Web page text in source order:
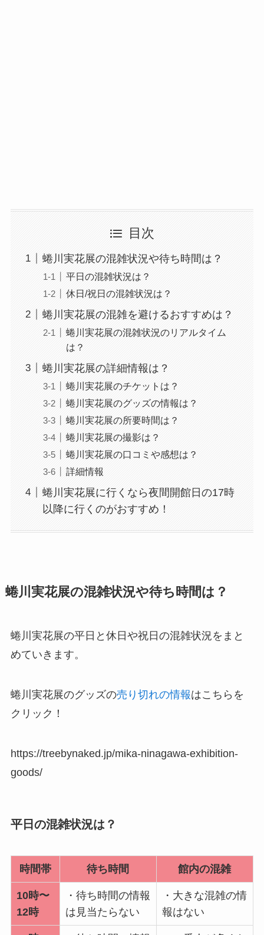
目次
蜷川実花展の混雑状況や待ち時間は？
平日の混雑状況は？
休日/祝日の混雑状況は？
蜷川実花展の混雑を避けるおすすめは？
蜷川実花展の混雑状況のリアルタイム
は？
蜷川実花展の詳細情報は？
蜷川実花展のチケットは？
蜷川実花展のグッズの情報は？
蜷川実花展の所要時間は？
蜷川実花展の撮影は？
蜷川実花展の口コミや感想は？
詳細情報
蜷川実花展に行くなら夜間開館日の17時
以降に行くのがおすすめ！
蜷川実花展の混雑状況や待ち時間は？
蜷川実花展の平日と休日や祝日の混雑状況をまと
めていきます。
蜷川実花展のグッズの売り切れの情報はこちらを
クリック！
https://treebynaked.jp/mika-ninagawa-exhibition-
goods/
平日の混雑状況は？
時間帯 待ち時間 館内の混雑
10時〜
12時
・待ち時間の情報
は見当たらない
・大きな混雑の情
報はない